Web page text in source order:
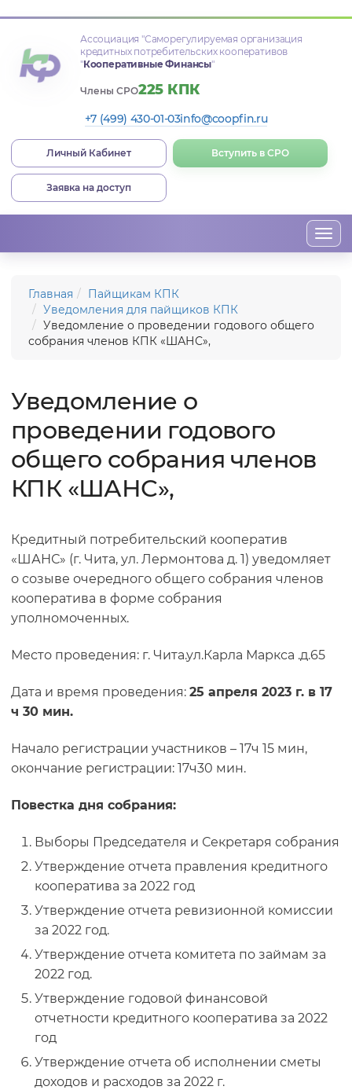
Ассоциация "Саморегулируемая организация
кредитных потребительских кооперативов
"Кооперативные Финансы"
Члены СРО225 КПК
+7 (499) 430-01-03info@coopfin.ru
Личный Кабинет Вступить в СРО
Заявка на доступ
Главная
Пайщикам КПК
Уведомления для пайщиков КПК
Уведомление о проведении годового общего
собрания членов КПК «ШАНС»,
Уведомление о
проведении годового
общего собрания членов
КПК «ШАНС»,
Кредитный потребительский кооператив
«ШАНС» (г. Чита, ул. Лермонтова д. 1) уведомляет
о созыве очередного общего собрания членов
кооператива в форме собрания
уполномоченных.
Место проведения: г. Чита.ул.Карла Маркса .д.65
Дата и время проведения: 25 апреля 2023 г. в 17
ч 30 мин.
Начало регистрации участников – 17ч 15 мин,
окончание регистрации: 17ч30 мин.
Повестка дня собрания:
Выборы Председателя и Секретаря собрания
Утверждение отчета правления кредитного
кооператива за 2022 год
Утверждение отчета ревизионной комиссии
за 2022 год.
Утверждение отчета комитета по займам за
2022 год.
Утверждение годовой финансовой
отчетности кредитного кооператива за 2022
год
Утверждение отчета об исполнении сметы
доходов и расходов за 2022 г.